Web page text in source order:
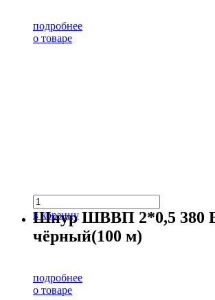
подробнее
о товаре
в корзину
Шнур ШВВП 2*0,5 380
чёрный(100 м)
подробнее
о товаре